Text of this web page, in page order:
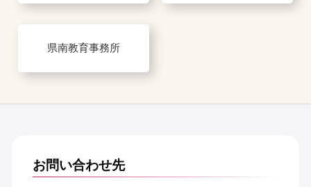
県南教育事務所
お問い合わせ先